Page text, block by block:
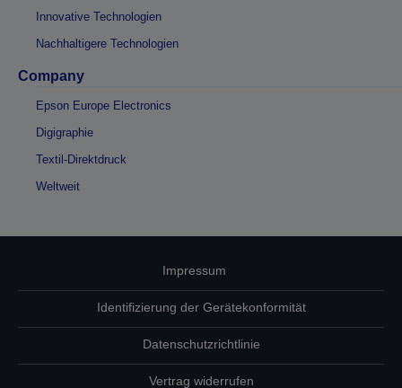
Innovative Technologien
Nachhaltigere Technologien
Company
Epson Europe Electronics
Digigraphie
Textil-Direktdruck
Weltweit
Impressum
Identifizierung der Gerätekonformität
Datenschutzrichtlinie
Vertrag widerrufen